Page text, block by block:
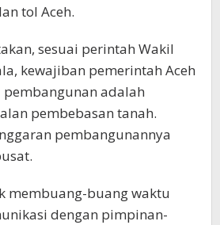
tol Aceh.
sesuai perintah Wakil
kewajiban pemerintah Aceh
adalah
pembebasan tanah.
pembangunannya
membuang-buang waktu
dengan pimpinan-